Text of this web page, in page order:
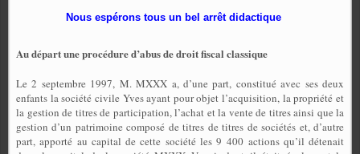
Nous espérons tous un bel arrêt didactique
Au départ une procédure d’abus de droit fiscal classique
Le 2 septembre 1997, M. MXXX a, d’une part, constitué avec ses deux
enfants la société civile Yves ayant pour objet l’acquisition, la propriété et
la gestion de titres de participation, l’achat et la vente de titres ainsi que la
gestion d’un patrimoine composé de titres de titres de sociétés et, d’autre
part, apporté au capital de cette société les 9 400 actions qu’il détenait